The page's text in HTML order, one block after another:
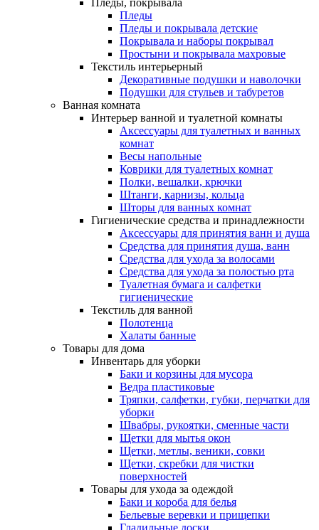
Пледы, покрывала
Пледы
Пледы и покрывала детские
Покрывала и наборы покрывал
Простыни и покрывала махровые
Текстиль интерьерный
Декоративные подушки и наволочки
Подушки для стульев и табуретов
Ванная комната
Интерьер ванной и туалетной комнаты
Аксессуары для туалетных и ванных
комнат
Весы напольные
Коврики для туалетных комнат
Полки, вешалки, крючки
Штанги, карнизы, кольца
Шторы для ванных комнат
Гигиенические средства и принадлежности
Аксессуары для принятия ванн и душа
Средства для принятия душа, ванн
Средства для ухода за волосами
Средства для ухода за полостью рта
Туалетная бумага и салфетки
гигиенические
Текстиль для ванной
Полотенца
Халаты банные
Товары для дома
Инвентарь для уборки
Баки и корзины для мусора
Ведра пластиковые
Тряпки, салфетки, губки, перчатки для
уборки
Швабры, рукоятки, сменные части
Щетки для мытья окон
Щетки, метлы, веники, совки
Щетки, скребки для чистки
поверхностей
Товары для ухода за одеждой
Баки и короба для белья
Бельевые веревки и прищепки
Гладильные доски